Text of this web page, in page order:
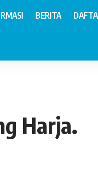
BERITA
Harja.